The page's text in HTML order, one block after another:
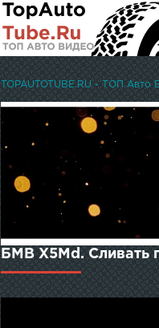
TOPAUTOTUBE.RU - ТОП Авто
БМВ Х5Md. Сливать